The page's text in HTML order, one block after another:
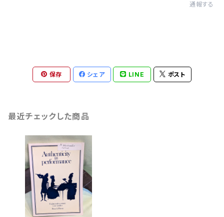
通報する
保存 シェア LINE ポスト
最近チェックした商品